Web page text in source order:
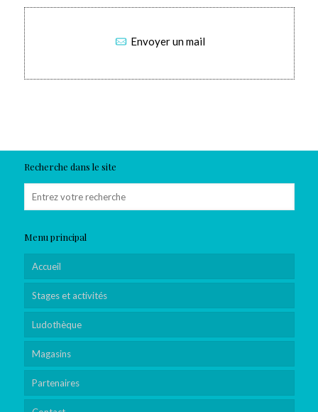
Envoyer un mail
Recherche dans le site
Menu principal
Accueil
Stages et activités
Ludothèque
Magasins
Partenaires